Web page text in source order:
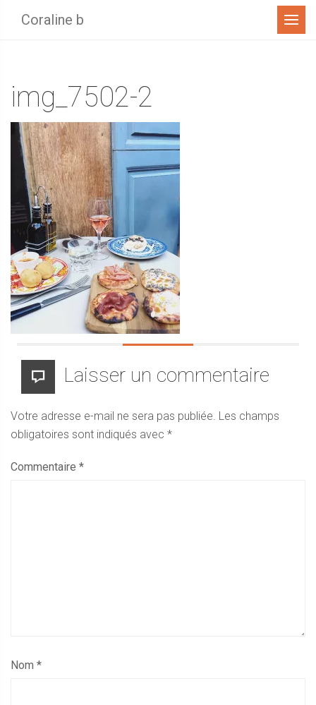
Coraline b Menu
img_7502-2
Laisser un commentaire
Votre adresse e-mail ne sera pas publiée. Les champs
obligatoires sont indiqués avec *
Commentaire *
Nom *